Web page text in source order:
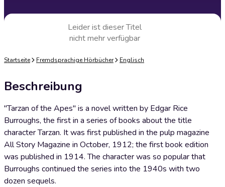
Leider ist dieser Titel
nicht mehr verfügbar
Startseite Fremdsprachige Hörbücher Englisch
Beschreibung
"Tarzan of the Apes" is a novel written by Edgar Rice
Burroughs, the first in a series of books about the title
character Tarzan. It was first published in the pulp magazine
All Story Magazine in October, 1912; the first book edition
was published in 1914. The character was so popular that
Burroughs continued the series into the 1940s with two
dozen sequels.